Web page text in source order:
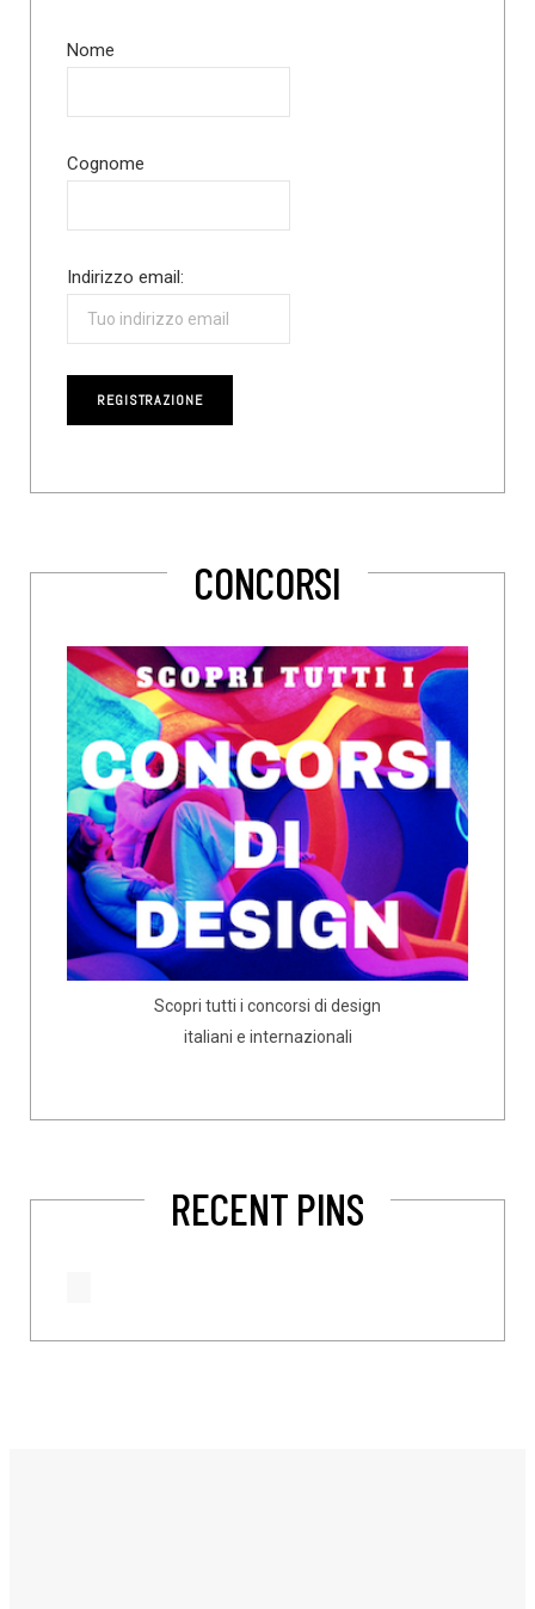
Nome
Cognome
Indirizzo email:
CONCORSI
Scopri tutti i concorsi di design
italiani e internazionali
RECENT PINS